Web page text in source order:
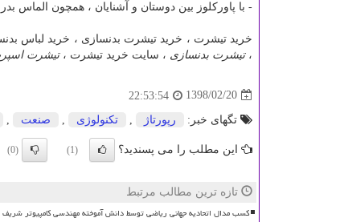
- با پاورکلوز بین دوستان و آشنایان ، همچون الماس
خرید تیشرت ، خرید تیشرت بدنسازی ، خرید لباس
،تیشرت بدنسازی ، سایت خرید تیشرت ،تیشرت
1398/02/20
22:53:54
تگهای خبر: رپورتاژ تكنولوژی صنعت
این مطلب را می پسندید؟ (1)
(0)
تازه ترین مطالب مرتبط
کسب مدال اتحادیه جهانی ریاضی توسط دانش آموخته مهندسی کامپیوتر شریف